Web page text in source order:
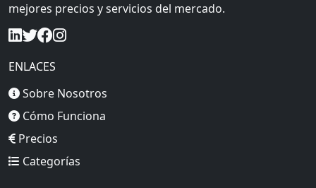
mejores precios y servicios del mercado.
ENLACES
Sobre Nosotros
Cómo Funciona
Precios
Categorías